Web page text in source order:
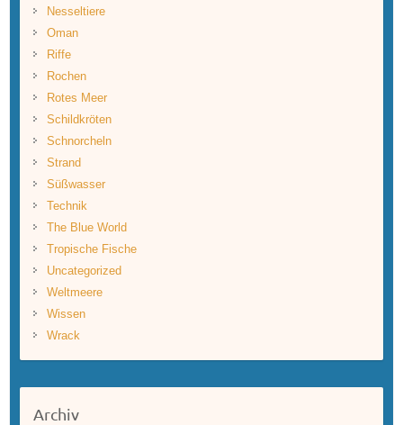
Nesseltiere
Oman
Riffe
Rochen
Rotes Meer
Schildkröten
Schnorcheln
Strand
Süßwasser
Technik
The Blue World
Tropische Fische
Uncategorized
Weltmeere
Wissen
Wrack
Archiv